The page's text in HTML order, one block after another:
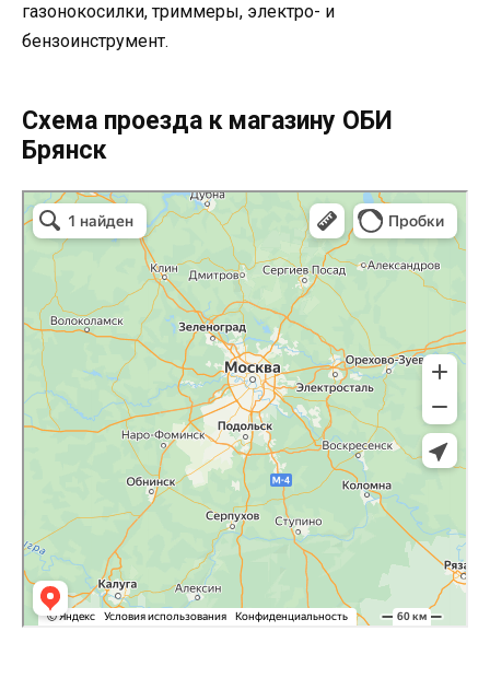
газонокосилки, триммеры, электро- и
бензоинструмент.
Схема проезда к магазину ОБИ
Брянск
ОБИ Брянск в Брянске
Брянск